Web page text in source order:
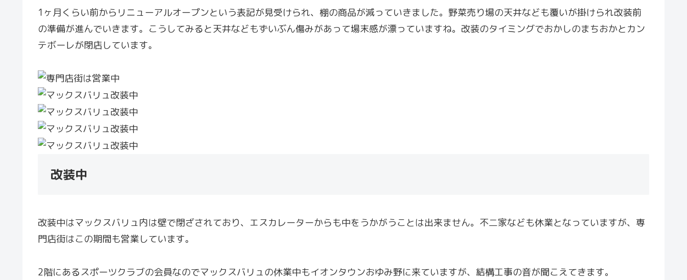
1ヶ月くらい前からリニューアルオープンという表記が見受けられ、棚の商品が減っていきました。野菜売り場の天井なども覆いが掛けられ改装前
の準備が進んでいきます。こうしてみると天井などもずいぶん傷みがあって場末感が漂っていますね。改装のタイミングでおかしのまちおかとカン
テボーレが閉店しています。
改装中
改装中はマックスバリュ内は壁で閉ざされており、エスカレーターからも中をうかがうことは出来ません。不二家なども休業となっていますが、専
門店街はこの期間も営業しています。
2階にあるスポーツクラブの会員なのでマックスバリュの休業中もイオンタウンおゆみ野に来ていますが、結構工事の音が聞こえてきます。